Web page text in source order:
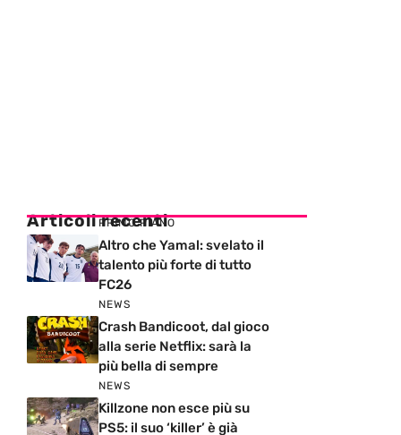
Articoli recenti
PRIMO PIANO
Altro che Yamal: svelato il
talento più forte di tutto
FC26
NEWS
Crash Bandicoot, dal gioco
alla serie Netflix: sarà la
più bella di sempre
NEWS
Killzone non esce più su
PS5: il suo ‘killer’ è già